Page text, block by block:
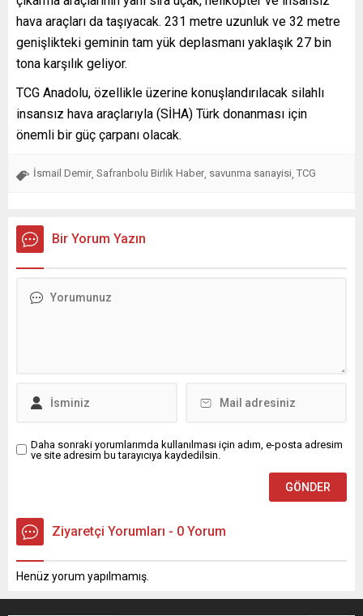
hava araçları da taşıyacak. 231 metre uzunluk ve 32 metre
genişlikteki geminin tam yük deplasmanı yaklaşık 27 bin
tona karşılık geliyor.
TCG Anadolu, özellikle üzerine konuşlandırılacak silahlı
insansız hava araçlarıyla (SİHA) Türk donanması için
önemli bir güç çarpanı olacak.
İsmail Demir Safranbolu Birlik Haber savunma sanayisi TCG
Bir Yorum Yazın
Daha sonraki yorumlarımda kullanılması için adım, e-posta adresim
ve site adresim bu tarayıcıya kaydedilsin.
Ziyaretçi Yorumları - 0 Yorum
Henüz yorum yapılmamış.